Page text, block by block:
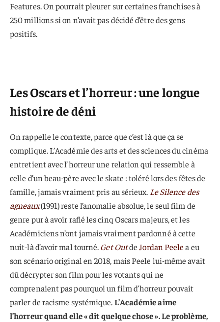
Features. On pourrait pleurer sur certaines franchises à
250 millions si on n’avait pas décidé d’être des gens
positifs.
Les Oscars et l’horreur : une longue
histoire de déni
On rappelle le contexte, parce que c’est là que ça se
complique. L’Académie des arts et des sciences du cinéma
entretient avec l’horreur une relation qui ressemble à
celle d’un beau-père avec le skate : toléré lors des fêtes de
famille, jamais vraiment pris au sérieux. Le Silence des
agneaux(1991) reste l’anomalie absolue, le seul film de
genre pur à avoir raflé les cinq Oscars majeurs, et les
Académiciens n’ont jamais vraiment pardonné à cette
nuit-là d’avoir mal tourné.Get OutdeJordan Peelea eu
son scénario original en 2018, mais Peele lui-même avait
dû décrypter son film pour les votants qui ne
comprenaient pas pourquoi un film d’horreur pouvait
parler de racisme systémique.L’Académie aime
l’horreur quand elle « dit quelque chose ». Le problème,